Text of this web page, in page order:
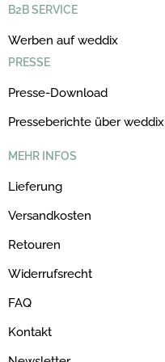
B2B SERVICE
Werben auf weddix
PRESSE
Presse-Download
Presseberichte über weddix
MEHR INFOS
Lieferung
Versandkosten
Retouren
Widerrufsrecht
FAQ
Kontakt